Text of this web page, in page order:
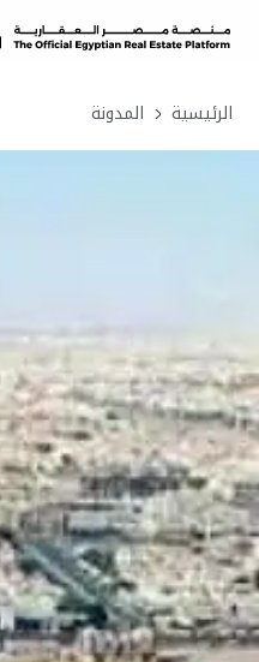
الرئيسية المدونة